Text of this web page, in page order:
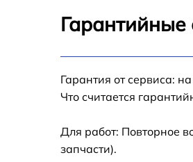
Замена корпуса
Гарантийные
Гарантия от сервиса:
Что считается
Для работ: Повторное
запчасти).